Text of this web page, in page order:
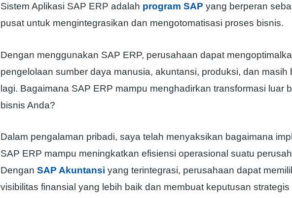
Sistem Aplikasi SAP ERP adalah program SAP yang berperan
pusat untuk mengintegrasikan dan mengotomatisasi proses bisnis.
Dengan menggunakan SAP ERP, perusahaan dapat
pengelolaan sumber daya manusia, akuntansi, produksi, dan masih
lagi. Bagaimana SAP ERP mampu menghadirkan transformasi luar
bisnis Anda?
Dalam pengalaman pribadi, saya telah menyaksikan bagaimana
SAP ERP mampu meningkatkan efisiensi operasional suatu
Dengan SAP Akuntansi yang terintegrasi, perusahaan dapat
visibilitas finansial yang lebih baik dan membuat keputusan strategis